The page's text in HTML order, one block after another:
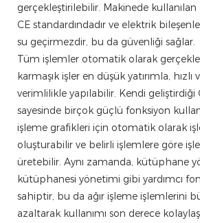
gerçekleştirilebilir. Makinede
CE standardındadır ve elektrik
su geçirmezdir, bu da güvenliği sağlar.
Tüm işlemler otomatik olarak
karmaşık işler en düşük yatırımla, hızlı
verimlilikle yapılabilir. Kendi geliştirdiği
sayesinde birçok güçlü fonksiyon
işleme grafikleri için otomatik olarak
oluşturabilir ve belirli işlemlere göre
üretebilir. Aynı zamanda, kütüphane
kütüphanesi yönetimi gibi yardımcı
sahiptir, bu da ağır işleme işlemlerini
azaltarak kullanımı son derece